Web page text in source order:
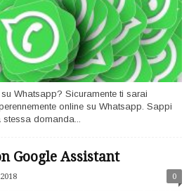
Whatsapp? Sicuramente ti sarai
online su Whatsapp. Sappi
domanda...
Google Assistant
0